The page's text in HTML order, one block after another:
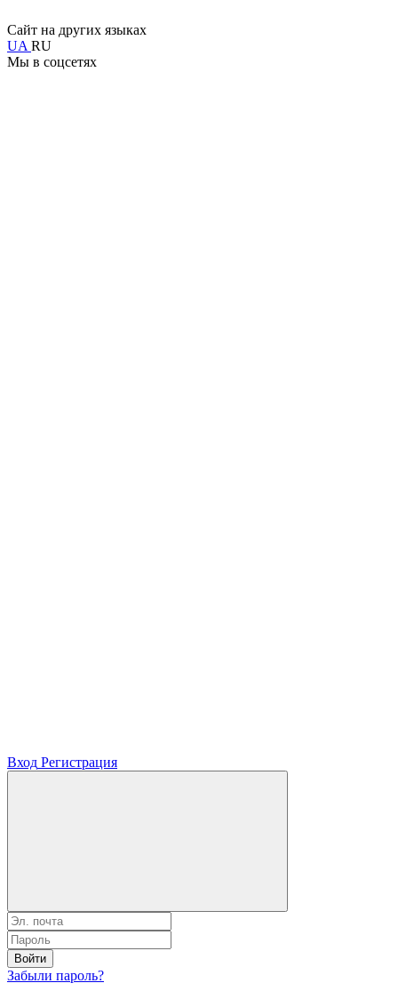
Сайт на других языках
UA RU
Мы в соцсетях
Вход Регистрация
Войти
Забыли пароль?